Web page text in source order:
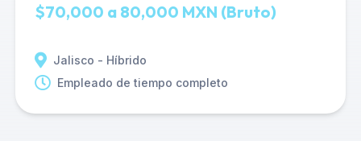
$70,000 a 80,000 MXN (Bruto)
Jalisco - Híbrido
Empleado de tiempo completo